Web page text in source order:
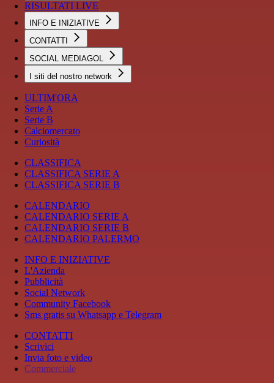
RISULTATI LIVE
INFO E INIZIATIVE
CONTATTI
SOCIAL MEDIAGOL
I siti del nostro network
ULTIM'ORA
Serie A
Serie B
Calciomercato
Curiosità
CLASSIFICA
CLASSIFICA SERIE A
CLASSIFICA SERIE B
CALENDARIO
CALENDARIO SERIE A
CALENDARIO SERIE B
CALENDARIO PALERMO
INFO E INIZIATIVE
L'Azienda
Pubblicità
Social Network
Community Facebook
Sms gratis su Whatsapp e Telegram
CONTATTI
Scrivici
Invia foto e video
Commerciale